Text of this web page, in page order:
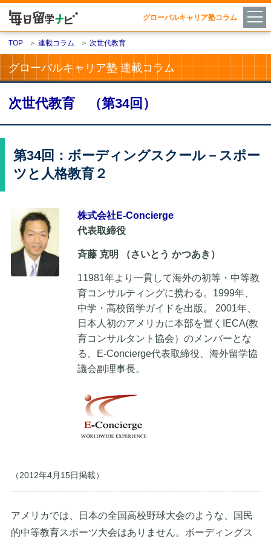
グローバルキャリア塾コラム
TOP ＞ 連載コラム ＞ 次世代教育
グローバルキャリア塾 連載コラム
次世代教育 （第34回）
第34回：ボーディングスクール－スポー
ツと人格教育２
株式会社E-Concierge
代表取締役
斉藤 克明 （さいとう かつあき）
11981年より一貫して海外の初等・中等教
育コンサルティングに携わる。1999年、
中学・高校留学ガイドを出版。 2001年、
日本人初のアメリカに本部を置くIECA(教
育コンサルタント協会）のメンバーとな
る。E-Concierge代表取締役、海外留学協
議会副理事長。
（2012年4月15日掲載）
アメリカでは、日本の全国高校野球大会のような、国民
的中等教育スポーツ大会はありません。ボーディングス